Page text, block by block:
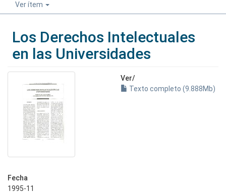
Ver ítem
Los Derechos Intelectuales
en las Universidades
Ver/
Texto completo (9.888Mb)
Fecha
1995-11